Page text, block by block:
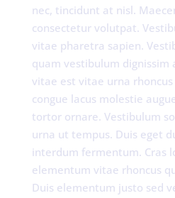
nec, tincidunt at nisl.
consectetur volutpat.
vitae pharetra sapien.
quam vestibulum dignissim
vitae est vitae urna
congue lacus molestie
tortor ornare. Vestibulum
urna ut tempus. Duis eget
interdum fermentum. Cras
elementum vitae rhoncus
Duis elementum justo sed